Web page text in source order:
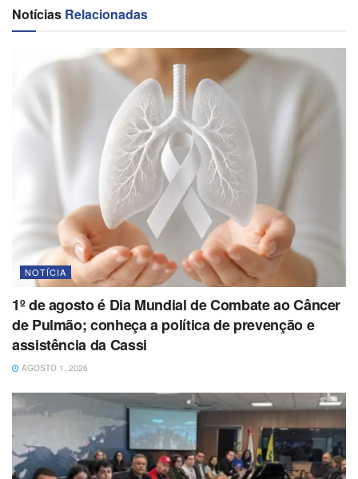
Notícias Relacionadas
NOTÍCIA
1º de agosto é Dia Mundial de Combate ao Câncer
de Pulmão; conheça a política de prevenção e
assistência da Cassi
AGOSTO 1, 2026